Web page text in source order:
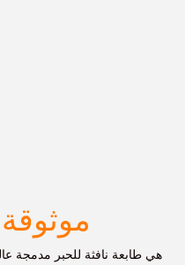
موثوقة
هي طابعة نافثة للحبر مدمجة